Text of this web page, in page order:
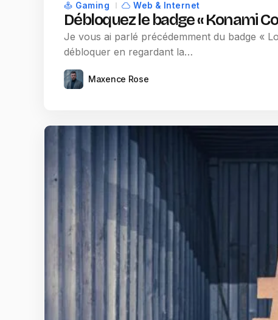
Gaming Web & Internet
Débloquez le badge « Konami
Je vous ai parlé précédemment du badge «
débloquer en regardant la…
Maxence Rose